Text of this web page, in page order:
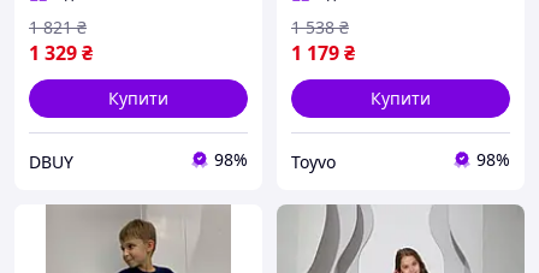
1 329₴
1 821 ₴
Купити
DBUY 98%
1 179₴
1 538 ₴
Купити
Toyvo 98%